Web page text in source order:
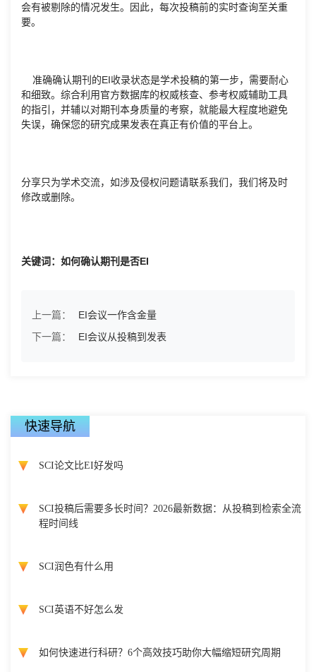
会有被剔除的情况发生。因此，每次投稿前的实时查询至关重
要。
准确确认期刊的EI收录状态是学术投稿的第一步，需要耐心
和细致。综合利用官方数据库的权威核查、参考权威辅助工具
的指引，并辅以对期刊本身质量的考察，就能最大程度地避免
失误，确保您的研究成果发表在真正有价值的平台上。
分享只为学术交流，如涉及侵权问题请联系我们，我们将及时
修改或删除。
关键词：如何确认期刊是否EI
上一篇：
EI会议一作含金量
下一篇：
EI会议从投稿到发表
快速导航
SCI论文比EI好发吗
SCI投稿后需要多长时间？2026最新数据：从投稿到检索全流
程时间线
SCI润色有什么用
SCI英语不好怎么发
如何快速进行科研？6个高效技巧助你大幅缩短研究周期